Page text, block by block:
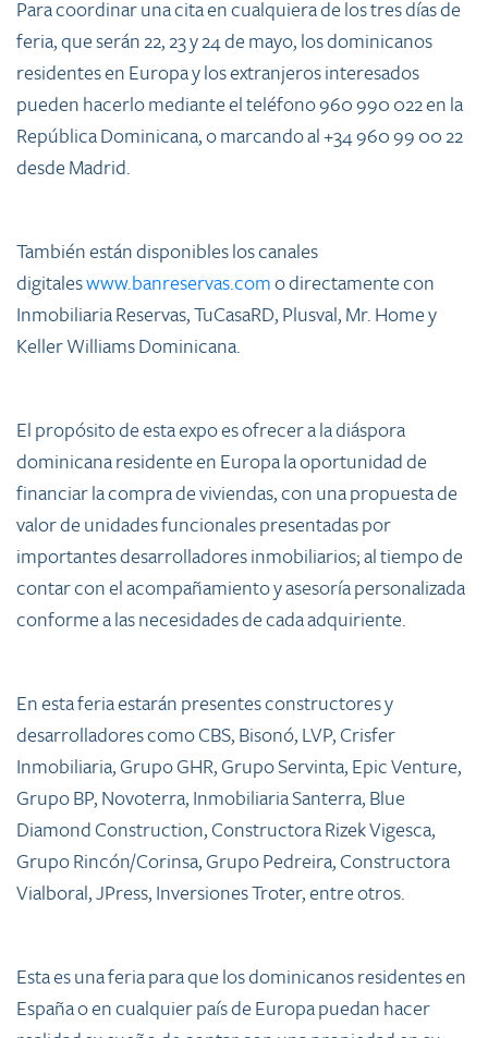
Para coordinar una cita en cualquiera de los tres días de
feria, que serán 22, 23 y 24 de mayo, los dominicanos
residentes en Europa y los extranjeros interesados
pueden hacerlo mediante el teléfono 960 990 022 en la
República Dominicana, o marcando al +34 960 99 00 22
desde Madrid.
También están disponibles los canales
digitaleswww.banreservas.como directamente con
Inmobiliaria Reservas, TuCasaRD, Plusval, Mr. Home y
Keller Williams Dominicana.
El propósito de esta expo es ofrecer a la diáspora
dominicana residente en Europa la oportunidad de
financiar la compra de viviendas, con una propuesta de
valor de unidades funcionales presentadas por
importantes desarrolladores inmobiliarios; al tiempo de
contar con el acompañamiento y asesoría personalizada
conforme a las necesidades de cada adquiriente.
En esta feria estarán presentes constructores y
desarrolladores como CBS, Bisonó, LVP, Crisfer
Inmobiliaria, Grupo GHR, Grupo Servinta, Epic Venture,
Grupo BP, Novoterra, Inmobiliaria Santerra, Blue
Diamond Construction, Constructora Rizek Vigesca,
Grupo Rincón/Corinsa, Grupo Pedreira, Constructora
Vialboral, JPress, Inversiones Troter, entre otros.
Esta es una feria para que los dominicanos residentes en
España o en cualquier país de Europa puedan hacer